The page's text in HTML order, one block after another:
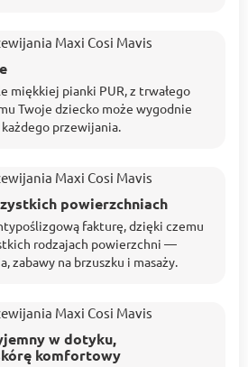
miękkiej pianki PUR, z trwałego
Twoje dziecko może wygodnie
przewijania.
powierzchniach
fakturę, dzięki czemu
rodzajach powierzchni —
zabawy na brzuszku i masaży.
w dotyku,
komfortowy